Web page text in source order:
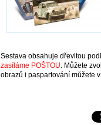
Sestava obsahuje dřevitou
zasíláme POŠTOU . Můžete
obrazů i paspartování můžete